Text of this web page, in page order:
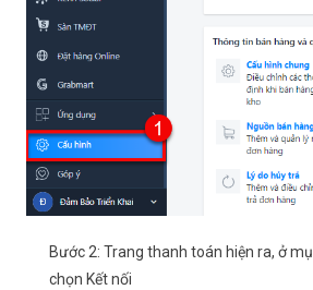
Bước 2: Trang thanh toán hiện ra, ở
chọn Kết nối